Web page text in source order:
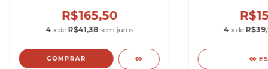
R$165,50
4 x de R$41,38 sem juros 4 x de